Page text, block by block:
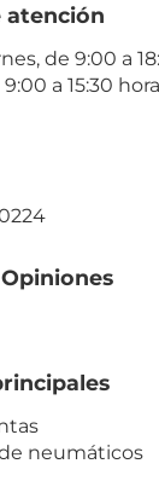
atención
de 9:00 a
a 15:30
neumáticos